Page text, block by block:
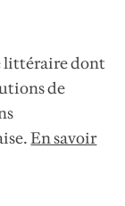
littéraire dont
de
En savoir